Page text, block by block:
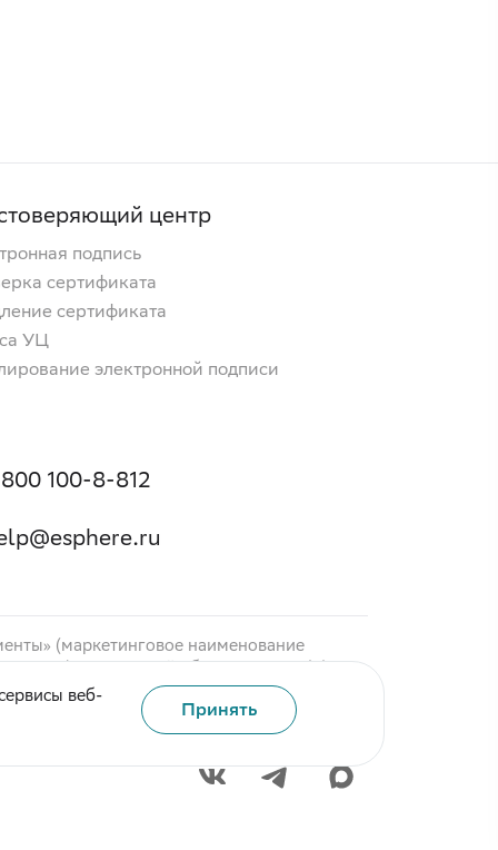
центр
подпись
сертификата
сертификата
УЦ
электронной подписи
100-8-812
(маркетинговое наименование
«EDI (электронный обмен данными)»),
наименование «МЧД»).
веб-
Принять